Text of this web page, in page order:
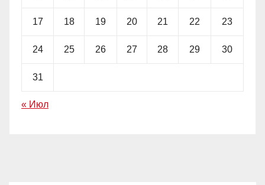
17 18 19 20 21 22 23
24 25 26 27 28 29 30
31
« Июл